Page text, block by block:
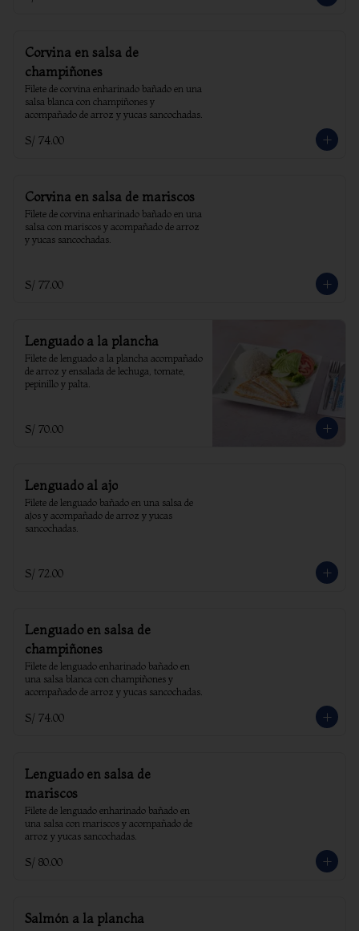
Corvina en salsa de
champiñones
Filete de corvina enharinado bañado en una
salsa blanca con champiñones y
acompañado de arroz y yucas sancochadas.
S/ 74.00
Corvina en salsa de mariscos
Filete de corvina enharinado bañado en una
salsa con mariscos y acompañado de arroz
y yucas sancochadas.
S/ 77.00
Lenguado a la plancha
Filete de lenguado a la plancha acompañado
de arroz y ensalada de lechuga, tomate,
pepinillo y palta.
S/ 70.00
Lenguado al ajo
Filete de lenguado bañado en una salsa de
ajos y acompañado de arroz y yucas
sancochadas.
S/ 72.00
Lenguado en salsa de
champiñones
Filete de lenguado enharinado bañado en
una salsa blanca con champiñones y
acompañado de arroz y yucas sancochadas.
S/ 74.00
Lenguado en salsa de
mariscos
Filete de lenguado enharinado bañado en
una salsa con mariscos y acompañado de
arroz y yucas sancochadas.
S/ 80.00
Salmón a la plancha